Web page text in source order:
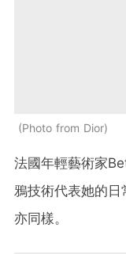
Photo from Dior
法國年輕藝術家
鴉技術代表她的
亦同樣。